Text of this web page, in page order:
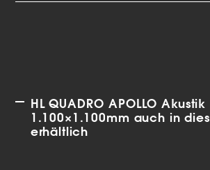
HL QUADRO APOLLO Akustik
1.100×1.100mm auch in
erhältlich